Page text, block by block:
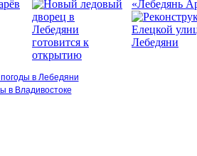
«Лебедянь
в Лебедяни
в Владивостоке